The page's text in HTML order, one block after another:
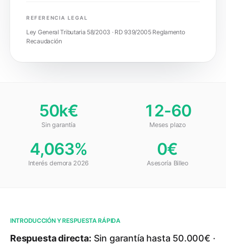
REFERENCIA LEGAL
Ley General Tributaria 58/2003 · RD 939/2005 Reglamento
Recaudación
50k€
Sin garantía
12-60
Meses plazo
4,063%
Interés demora 2026
0€
Asesoría Billeo
INTRODUCCIÓN Y RESPUESTA RÁPIDA
Respuesta directa: Sin garantía hasta 50.000€ ·